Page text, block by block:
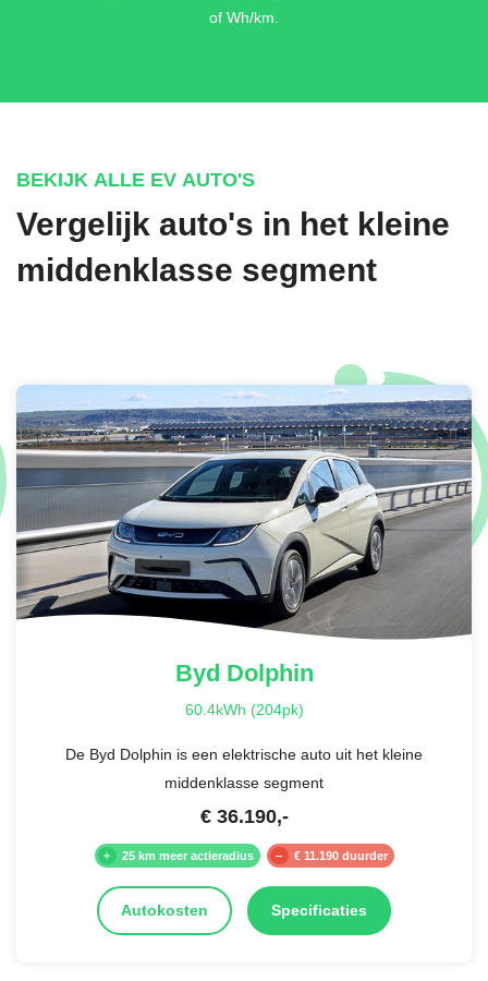
of Wh/km.
BEKIJK ALLE EV AUTO'S
Vergelijk auto's in het kleine
middenklasse segment
Byd Dolphin
60.4kWh (204pk)
De Byd Dolphin is een elektrische auto uit het kleine
middenklasse segment
€ 36.190,-
25 km meer actieradius € 11.190 duurder
Autokosten Specificaties